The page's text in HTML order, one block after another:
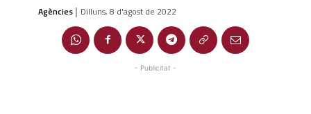
Agències | Dilluns, 8 d'agost de 2022
- Publicitat -